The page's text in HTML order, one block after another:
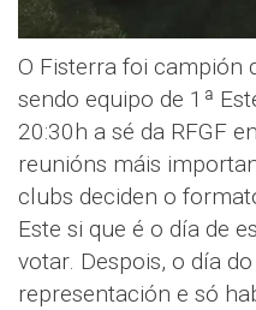
O Fisterra foi campión
sendo equipo de 1ª
20:30h a sé da RFGF
reunións máis
clubs deciden o
Este si que é o día de
votar. Despois, o día
representación e só